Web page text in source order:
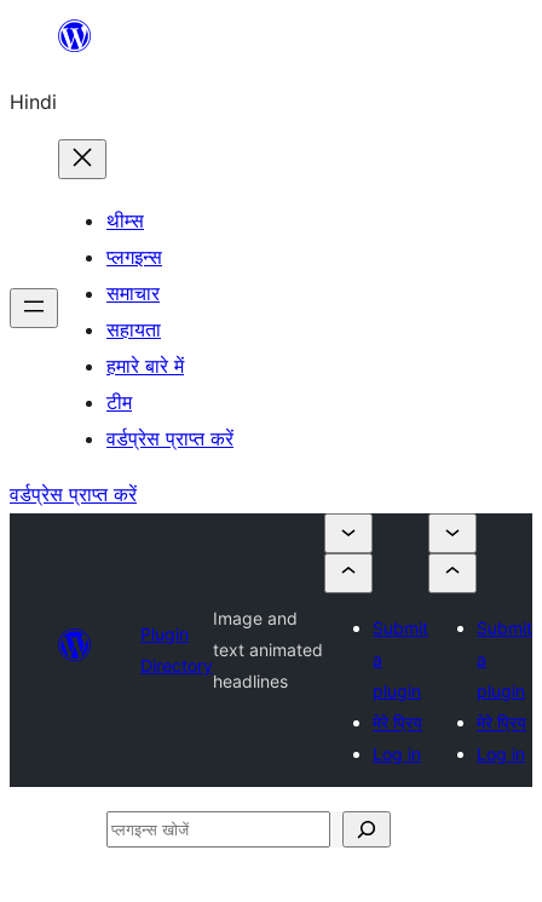
सामग्री
जाएं
Hindi
थीम्स
प्लगइन्स
समाचार
सहायता
हमारे बारे में
टीम
वर्डप्रेस प्राप्त करें
वर्डप्रेस प्राप्त करें
Plugin
Directory
Image and
text animated
headlines
Submit
a
plugin
मेरे प्रिय
Log in
Submit
a
plugin
मेरे प्रिय
Log in
प्लगइन्स